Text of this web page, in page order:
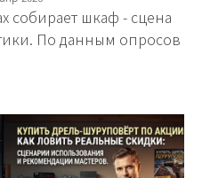
собирает шкаф - сцена
По данным опросов